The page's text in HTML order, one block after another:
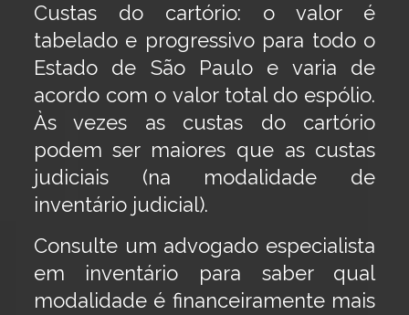
Custas do cartório: o valor é
tabelado e progressivo para todo o
Estado de São Paulo e varia de
acordo com o valor total do espólio.
Às vezes as custas do cartório
podem ser maiores que as custas
judiciais (na modalidade de
inventário judicial).
Consulte um advogado especialista
em inventário para saber qual
modalidade é financeiramente mais